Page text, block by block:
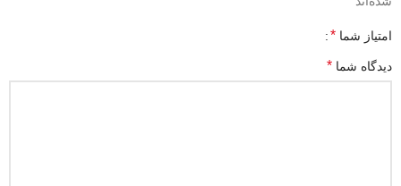
امتیاز شما *
دیدگاه شما *